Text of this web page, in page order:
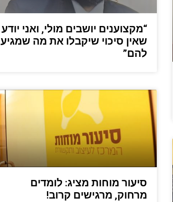
“מקצוענים יושבים מולי, ואני יודע
שאין סיכוי שיקבלו את מה שמגיע
להם”
סיעור מוחות מציג: לומדים
מרחוק, מרגישים קרוב!